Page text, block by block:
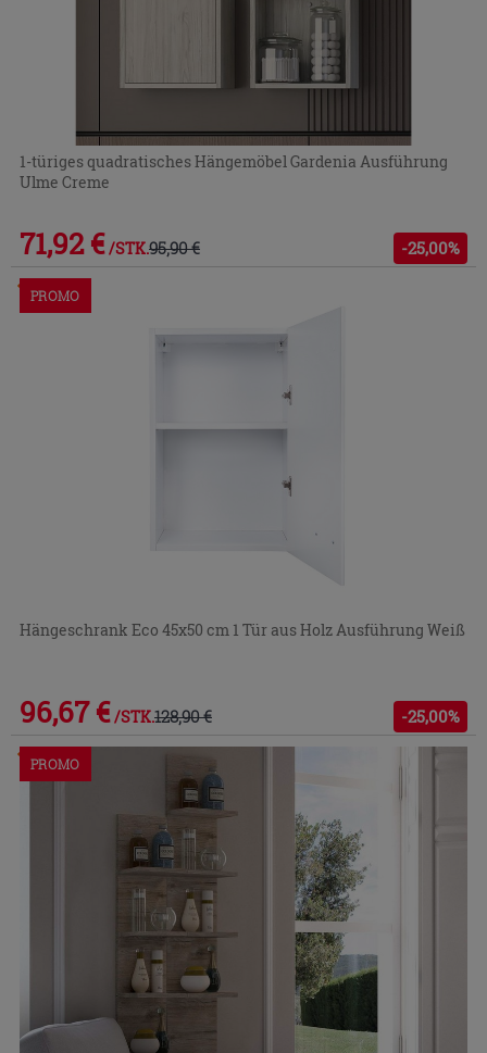
1-türiges quadratisches Hängemöbel Gardenia Ausführung
Ulme Creme
71,92 € /STK.95,90 € -25,00%
Im Geschäft oder über den Kundenservice bestellbar
PROMO
Hängeschrank Eco 45x50 cm 1 Tür aus Holz Ausführung Weiß
96,67 € /STK.128,90 € -25,00%
Im Geschäft oder über den Kundenservice bestellbar
PROMO